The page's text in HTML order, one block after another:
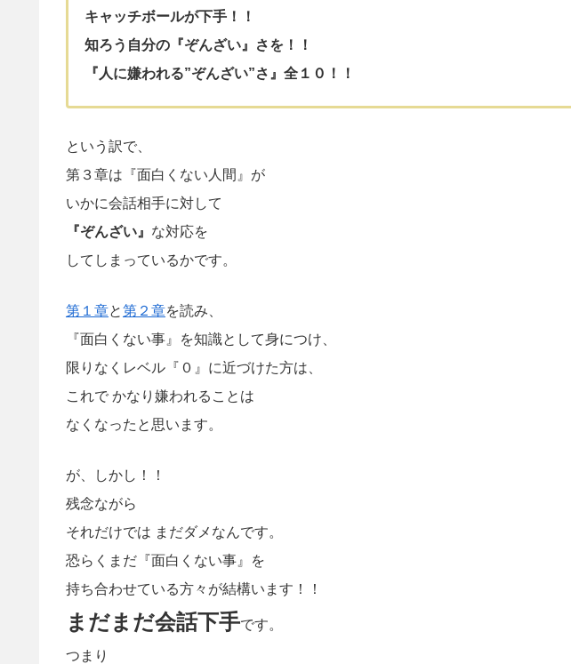
キャッチボールが下手！！
知ろう自分の『ぞんざい』さを！！
『人に嫌われる”ぞんざい”さ』全１０！！
という訳で、
第３章は『面白くない人間』が
いかに会話相手に対して
『ぞんざい』 な対応を
してしまっているかです。
第１章と第２章を読み、
『面白くない事』を知識として身につけ、
限りなくレベル『０』に近づけた方は、
これで かなり嫌われることは
なくなったと思います。
が、しかし！！
残念ながら
それだけでは まだダメなんです。
恐らくまだ『面白くない事』を
持ち合わせている方々が結構います！！
まだまだ会話下手です。
つまり